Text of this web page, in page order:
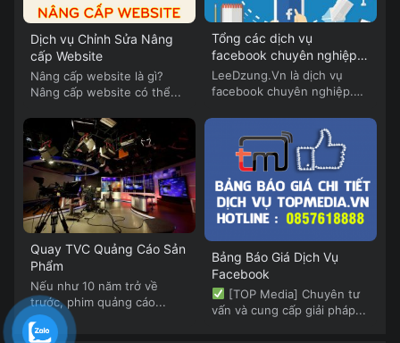
Dịch vụ Chỉnh Sửa Nâng
cấp Website
Nâng cấp website là gì?
Nâng cấp website có thể...
Tổng các dịch vụ
facebook chuyên nghiệp
của Lee Dzung
LeeDzung.Vn là dịch vụ
facebook chuyên nghiệp.
Quay TVC Quảng Cáo Sản
Phẩm
Nếu như 10 năm trở về
trước, phim quảng cáo...
Bảng Báo Giá Dịch Vụ
Facebook
[TOP Media] Chuyên tư
vấn và cung cấp giải pháp...